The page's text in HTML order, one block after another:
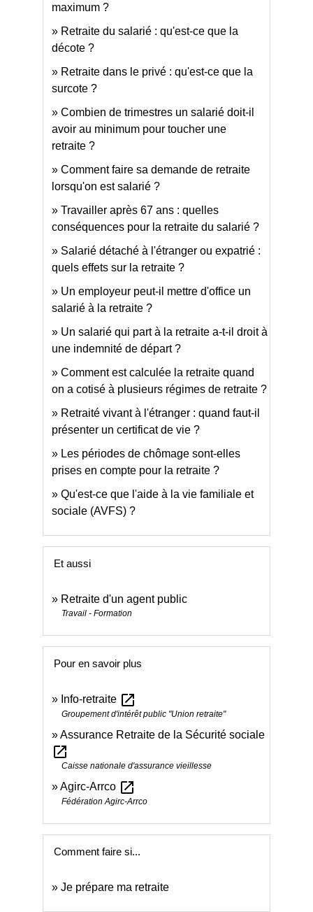
maximum ?
Retraite du salarié : qu'est-ce que la
décote ?
Retraite dans le privé : qu'est-ce que la
surcote ?
Combien de trimestres un salarié doit-il
avoir au minimum pour toucher une
retraite ?
Comment faire sa demande de retraite
lorsqu'on est salarié ?
Travailler après 67 ans : quelles
conséquences pour la retraite du salarié ?
Salarié détaché à l'étranger ou expatrié :
quels effets sur la retraite ?
Un employeur peut-il mettre d'office un
salarié à la retraite ?
Un salarié qui part à la retraite a-t-il droit à
une indemnité de départ ?
Comment est calculée la retraite quand
on a cotisé à plusieurs régimes de retraite ?
Retraité vivant à l'étranger : quand faut-il
présenter un certificat de vie ?
Les périodes de chômage sont-elles
prises en compte pour la retraite ?
Qu'est-ce que l'aide à la vie familiale et
sociale (AVFS) ?
Et aussi
Retraite d'un agent public
Travail - Formation
Pour en savoir plus
Info-retraite open_in_new
Groupement d'intérêt public "Union retraite"
Assurance Retraite de la Sécurité sociale
open_in_new
Caisse nationale d'assurance vieillesse
Agirc-Arrco open_in_new
Fédération Agirc-Arrco
Comment faire si...
Je prépare ma retraite